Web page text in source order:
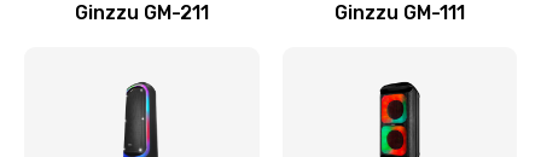
Ginzzu GM-211 Ginzzu GM-111